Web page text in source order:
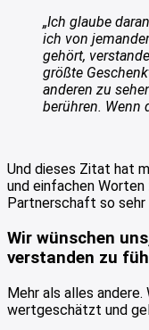
„Ich glaube
ich von
gehört,
größte
anderen zu
berühren. Wenn
Und dieses Zitat hat
und einfachen Worten
Partnerschaft so sehr
Wir wünschen
verstanden zu
Mehr als alles
wertgeschätzt und